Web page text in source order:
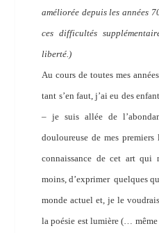
améliorée depuis les années
ces difficultés
liberté.)
Au cours de toutes mes
tant s’en faut, j’ai eu des
– je suis allée de
douloureuse de mes
connaissance de cet art qui
moins, d’exprimer quelques
monde actuel et, je le
la poésie est lumière (…